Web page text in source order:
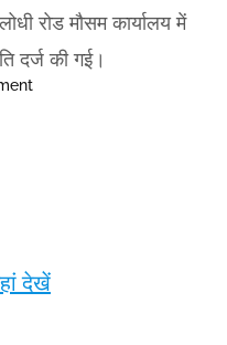
रोड मौसम कार्यालय में
दर्ज की गई।
देखें